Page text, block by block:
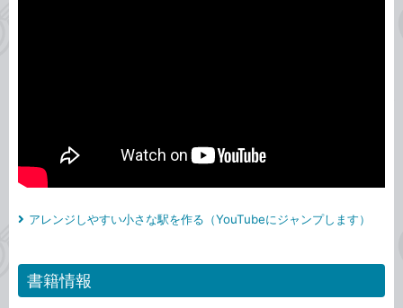
アレンジしやすい小さな駅を作る（YouTubeにジャンプします）
書籍情報